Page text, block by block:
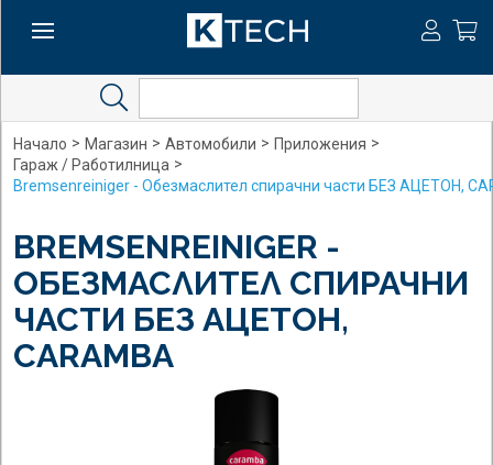
Начало > Магазин > Автомобили > Приложения >
Гараж / Работилница >
Bremsenreiniger - Обезмаслител спирачни части БЕЗ АЦЕТОН,
BREMSENREINIGER -
ОБЕЗМАСЛИТЕЛ СПИРАЧНИ
ЧАСТИ БЕЗ АЦЕТОН,
CARAMBA